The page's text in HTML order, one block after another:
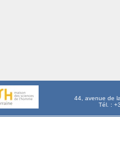
44, avenue de
Tél. :